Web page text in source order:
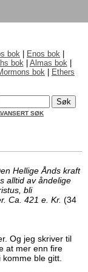
bok Enos bok
bok| Almas bok|
bok
Ethers
SØK
Hellige Ånds kraft
alltid av åndelige
bli
Ca. 421 e. Kr. (34
Og jeg skriver til
at mer enn fire
ble gitt.